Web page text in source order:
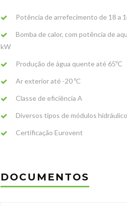
Potência de arrefecimento de 18 a
Bomba de calor, com potência de
kW
Produção de água quente até 65ºC
Ar exterior até -20 ºC
Classe de eficiência A
Diversos tipos de módulos
Certificação Eurovent
DOCUMENTOS